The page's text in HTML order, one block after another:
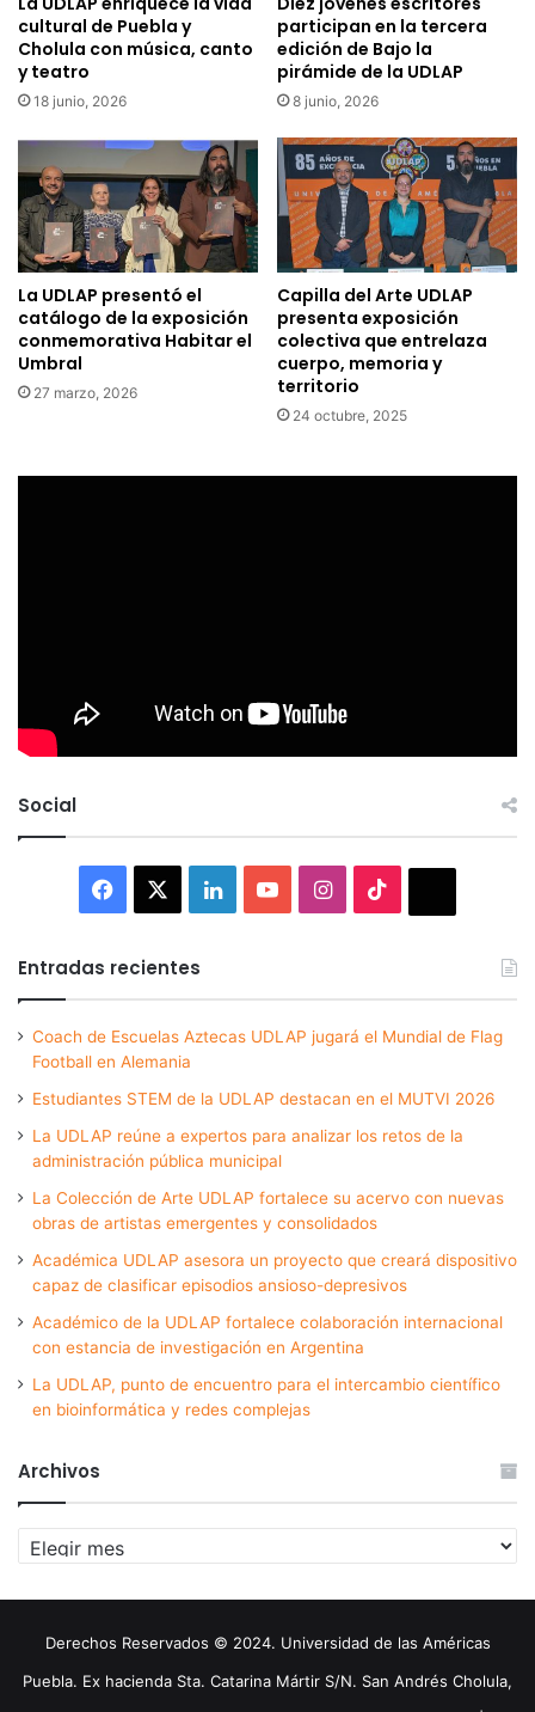
cultural de Puebla y
Cholula con música, canto
y teatro
18 junio, 2026
participan en la tercera
edición de Bajo la
pirámide de la UDLAP
8 junio, 2026
La UDLAP presentó el
catálogo de la exposición
conmemorativa Habitar el
Umbral
27 marzo, 2026
Capilla del Arte UDLAP
presenta exposición
colectiva que entrelaza
cuerpo, memoria y
territorio
24 octubre, 2025
Social
Facebook LinkedInYouTubeInstagram
Entradas recientes
Coach de Escuelas Aztecas UDLAP jugará el Mundial de Flag
Football en Alemania
Estudiantes STEM de la UDLAP destacan en el MUTVI 2026
La UDLAP reúne a expertos para analizar los retos de la
administración pública municipal
La Colección de Arte UDLAP fortalece su acervo con nuevas
obras de artistas emergentes y consolidados
Académica UDLAP asesora un proyecto que creará dispositivo
capaz de clasificar episodios ansioso-depresivos
Académico de la UDLAP fortalece colaboración internacional
con estancia de investigación en Argentina
La UDLAP, punto de encuentro para el intercambio científico
en bioinformática y redes complejas
Archivos
Archivos
Derechos Reservados © 2024. Universidad de las Américas
Puebla. Ex hacienda Sta. Catarina Mártir S/N. San Andrés Cholula,